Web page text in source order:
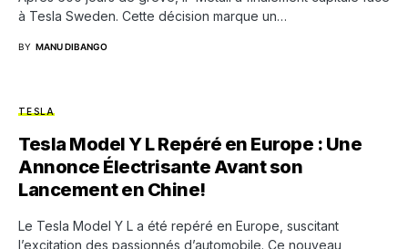
à Tesla Sweden. Cette décision marque un…
BY MANU DIBANGO
TESLA
Tesla Model Y L Repéré en Europe : Une
Annonce Électrisante Avant son
Lancement en Chine!
Le Tesla Model Y L a été repéré en Europe, suscitant
l’excitation des passionnés d’automobile. Ce nouveau